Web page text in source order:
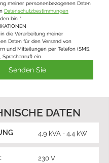
meiner personenbezogenen Daten
Datenschutzbestimmungen
bin *
die Verarbeitung meiner
Daten für den Versand von
und Mitteilungen per Telefon (SMS,
Sprachanruf) ein.
Senden Sie
DATEN
4,9 kVA - 4,4 kW
230 V